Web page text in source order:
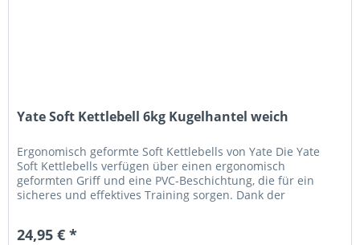
Yate Soft Kettlebell 6kg Kugelhantel weich
Ergonomisch geformte Soft Kettlebells von Yate Die Yate
Soft Kettlebells verfügen über einen ergonomisch
geformten Griff und eine PVC-Beschichtung, die für ein
sicheres und effektives Training sorgen. Dank der
24,95 € *